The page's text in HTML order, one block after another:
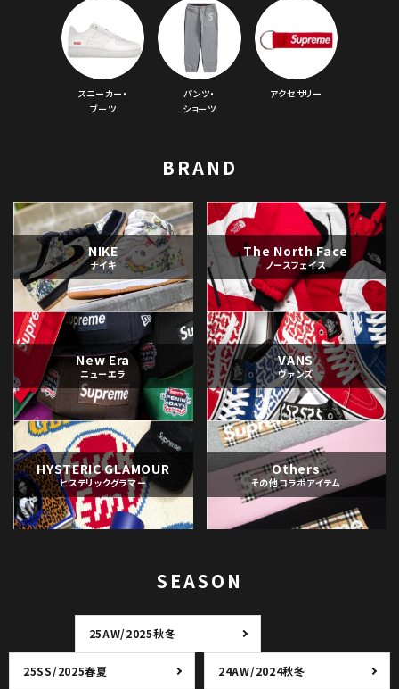
スニーカー・
ブーツ
パンツ・
ショーツ
アクセサリー
BRAND
NIKE
ナイキ
The North Face
ノースフェイス
New Era
ニューエラ
VANS
ヴァンズ
HYSTERIC GLAMOUR
ヒステリックグラマー
Others
その他コラボアイテム
SEASON
25AW/2025秋冬
25SS/2025春夏 24AW/2024秋冬